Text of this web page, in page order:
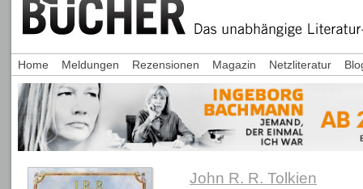
John R. R. Tolkien
Home Meldungen Rezensionen Magazin Netzliteratur